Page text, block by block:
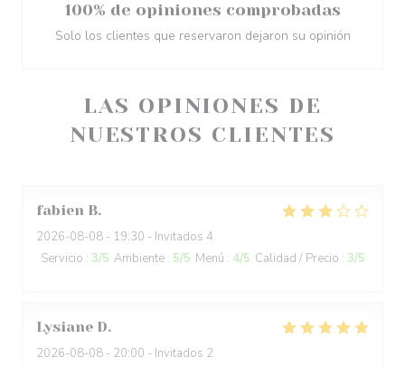
LAS OPINIONES DE
NUESTROS CLIENTES
fabien B
2026-08-08 - 19:30 - Invitados 4
Servicio : 3/5 Ambiente : 5/5 Menú : 4/5 Calidad / Precio : 3/5
Lysiane D
2026-08-08 - 20:00 - Invitados 2
100% de opiniones comprobadas
Solo los clientes que reservaron dejaron su opinión